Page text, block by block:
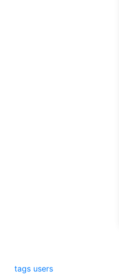
tags users